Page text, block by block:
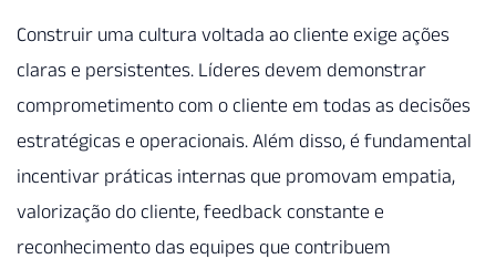
Construir uma cultura voltada ao cliente exige ações
claras e persistentes. Líderes devem demonstrar
comprometimento com o cliente em todas as decisões
estratégicas e operacionais. Além disso, é fundamental
incentivar práticas internas que promovam empatia,
valorização do cliente, feedback constante e
reconhecimento das equipes que contribuem